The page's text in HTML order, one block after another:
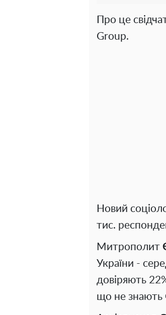
Про це
Group.
Новий
тис.
Митрополит
України -
довіряють
що не знають